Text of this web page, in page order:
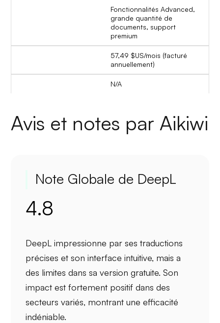
Fonctionnalités Advanced,
grande quantité de
documents, support
premium
57,49 $US/mois (facturé
annuellement)
N/A
Avis et notes par Aikiwi
Note Globale de DeepL
4.8
DeepL impressionne par sestraductions
précises et son interface intuitive, mais a
des limites dans sa version gratuite. Son
impact est fortement positif dans des
secteurs variés, montrant une efficacité
indéniable.